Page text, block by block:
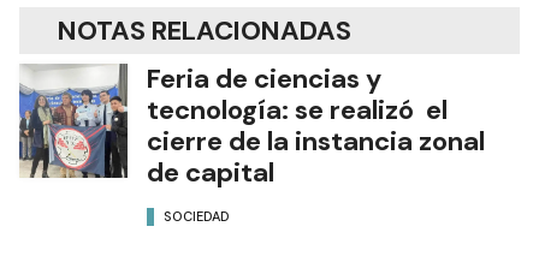
NOTAS RELACIONADAS
Feria de ciencias y
tecnología: se realizó el
cierre de la instancia zonal
de capital
SOCIEDAD